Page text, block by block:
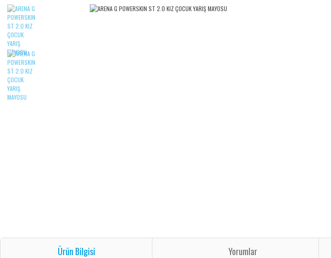
Ürün Bilgisi Yorumlar